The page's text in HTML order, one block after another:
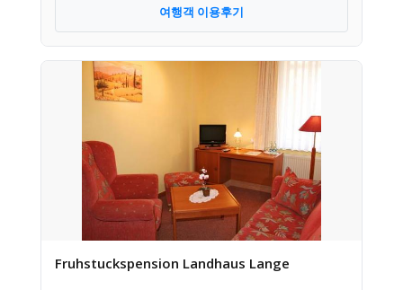
여행객 이용후기
Fruhstuckspension Landhaus Lange